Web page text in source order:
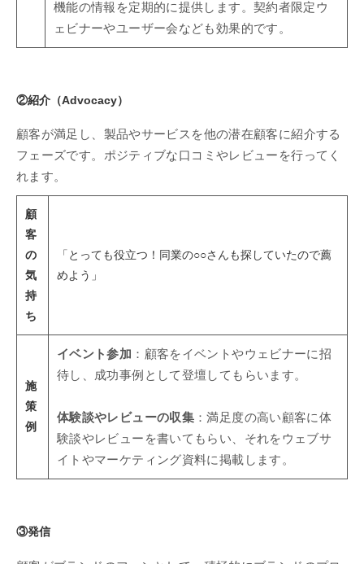
機能の情報を定期的に提供します。契約者限定ウ
ェビナーやユーザー会なども効果的です。
②紹介（Advocacy）
顧客が満足し、製品やサービスを他の潜在顧客に紹介する
フェーズです。ポジティブな口コミやレビューを行ってく
れます。
顧
客
の
気
持
ち
「とっても役立つ！同業の○○さんも探していたので薦
めよう」
施
策
例
イベント参加 ：顧客をイベントやウェビナーに招
待し、成功事例として登壇してもらいます。
体験談やレビューの収集 ：満足度の高い顧客に体
験談やレビューを書いてもらい、それをウェブサ
イトやマーケティング資料に掲載します。
③発信